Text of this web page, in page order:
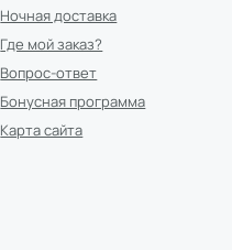
Ночная доставка
Где мой заказ?
Вопрос-ответ
Бонусная программа
Карта сайта